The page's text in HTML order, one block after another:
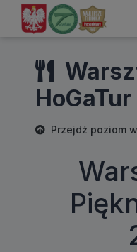
HoGaTur
Przejdź poziom